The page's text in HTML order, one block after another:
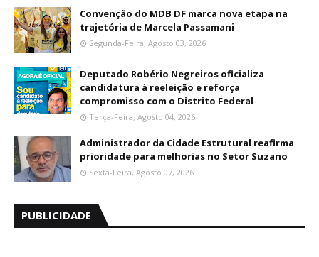
Convenção do MDB DF marca nova etapa na
trajetória de Marcela Passamani
Segunda-Feira, Agosto 03, 2026
Deputado Robério Negreiros oficializa
candidatura à reeleição e reforça
compromisso com o Distrito Federal
Terça-Feira, Agosto 04, 2026
Administrador da Cidade Estrutural reafirma
prioridade para melhorias no Setor Suzano
Sexta-Feira, Agosto 07, 2026
PUBLICIDADE